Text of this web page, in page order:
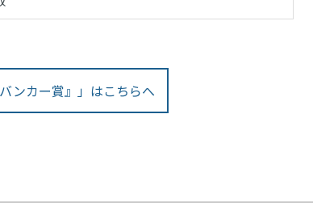
ンカー賞』」はこちらへ